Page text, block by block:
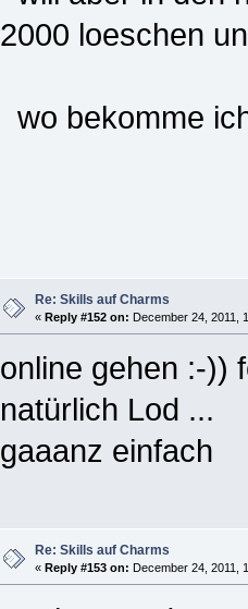
2000 loeschen
wo bekomme
Re: Skills auf Charms
« Reply #152 on: December 24, 2011,
online gehen :-))
natürlich Lod ...
gaaanz einfach
Re: Skills auf Charms
« Reply #153 on: December 24, 2011,